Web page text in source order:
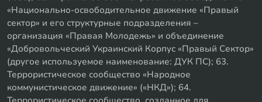
«Национально-освободительное движение «Правый
сектор» и его структурные подразделения –
организация «Правая Молодежь» и объединение
«Добровольческий Украинский Корпус «Правый Сектор»
(другое используемое наименование: ДУК ПС); 63.
Террористическое сообщество «Народное
коммунистическое движение» («НКД»); 64.